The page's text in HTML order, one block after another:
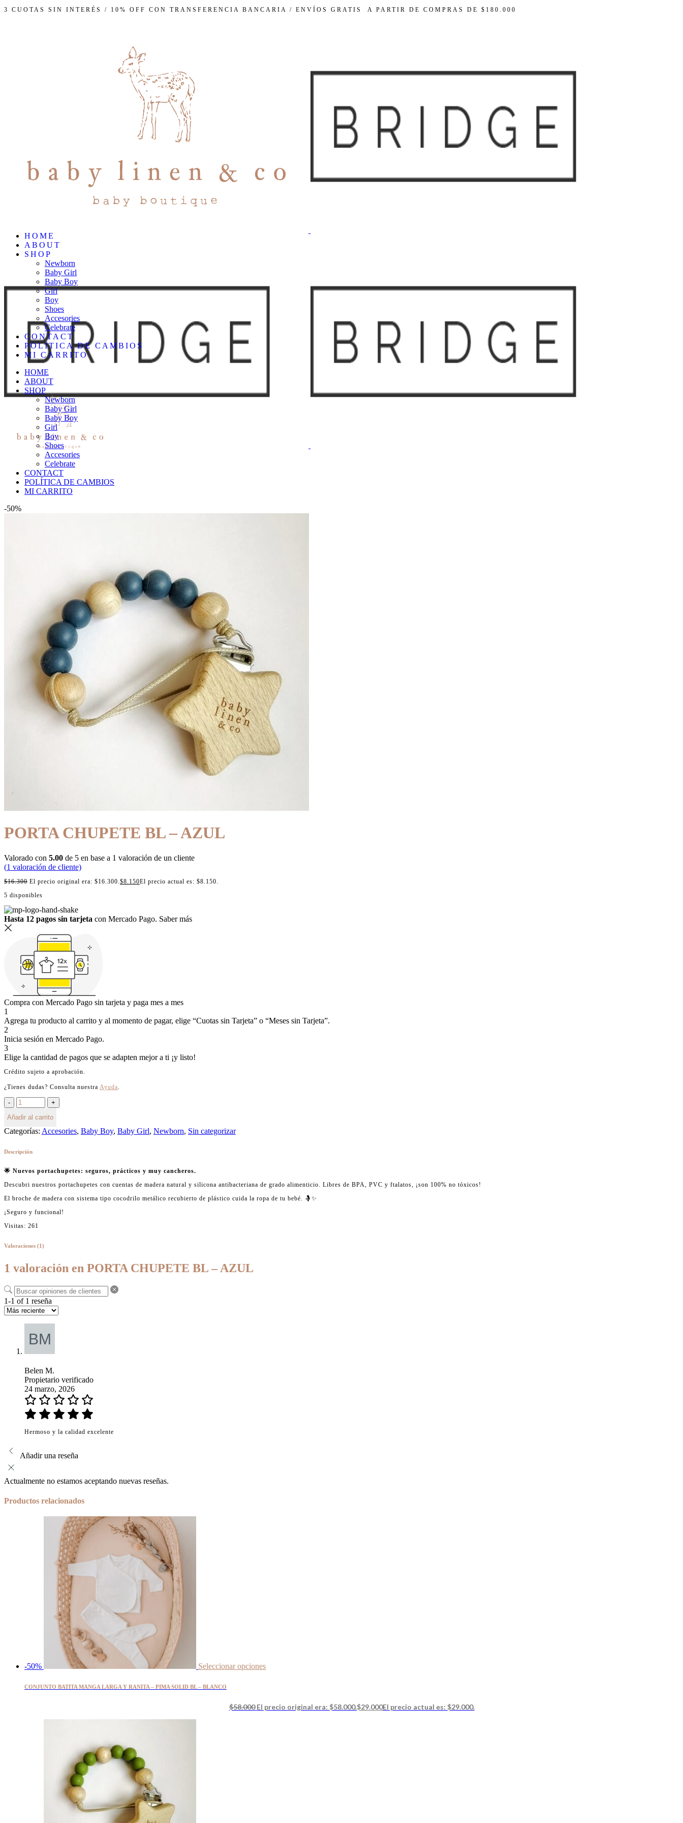
3 CUOTAS SIN INTERÉS / 10% OFF CON TRANSFERENCIA BANCARIA / ENVÍOS GRATIS A PARTIR DE COMPRAS DE $180.000
HOME
ABOUT
SHOP
Newborn
Baby Girl
Baby Boy
Girl
Boy
Shoes
Accesories
Celebrate
CONTACT
POLÍTICA DE CAMBIOS
MI CARRITO
HOME
ABOUT
SHOP
Newborn
Baby Girl
Baby Boy
Girl
Boy
Shoes
Accesories
Celebrate
CONTACT
POLÍTICA DE CAMBIOS
MI CARRITO
-50%
PORTA CHUPETE BL – AZUL
Valorado con 5.00 de 5 en base a 1 valoración de un cliente
(1 valoración de cliente)
$16.300 El precio original era: $16.300.$8.150El precio actual es: $8.150.
5 disponibles
Hasta 12 pagos sin tarjeta con Mercado Pago. Saber más
Compra con Mercado Pago sin tarjeta y paga mes a mes
1
Agrega tu producto al carrito y al momento de pagar, elige “Cuotas sin Tarjeta” o “Meses sin Tarjeta”.
2
Inicia sesión en Mercado Pago.
3
Elige la cantidad de pagos que se adapten mejor a ti ¡y listo!
Crédito sujeto a aprobación.
¿Tienes dudas? Consulta nuestra Ayuda.
Añadir al carrito
Categorías: Accesories, Baby Boy, Baby Girl, Newborn, Sin categorizar
Descripción
🌟 Nuevos portachupetes: seguros, prácticos y muy cancheros.
Descubri nuestros portachupetes con cuentas de madera natural y silicona antibacteriana de grado alimenticio. Libres de BPA, PVC y ftalatos, ¡son 100% no tóxicos!
El broche de madera con sistema tipo cocodrilo metálico recubierto de plástico cuida la ropa de tu bebé. 🤱✨
¡Seguro y funcional!
Visitas: 261
Valoraciones (1)
1 valoración en PORTA CHUPETE BL – AZUL
1-1 of 1 reseña
Belen M.
Propietario verificado
24 marzo, 2026
Hermoso y la calidad excelente
Añadir una reseña
Actualmente no estamos aceptando nuevas reseñas.
Productos relacionados
-50% Seleccionar opciones
CONJUNTO BATITA MANGA LARGA Y RANITA – PIMA SOLID BL – BLANCO
$58.000 El precio original era: $58.000.$29.000El precio actual es: $29.000.